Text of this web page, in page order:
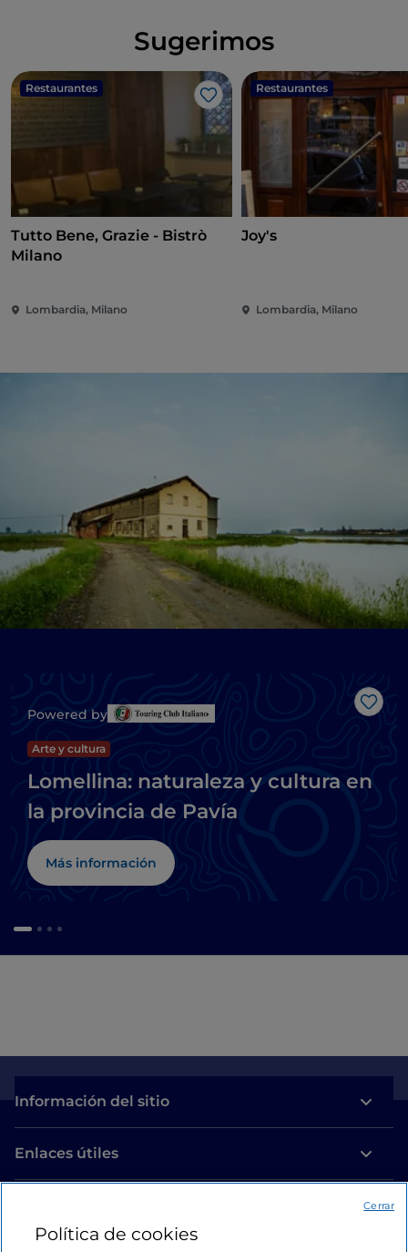
Sugerimos
Restaurantes
Me gusta
Tutto Bene, Grazie - Bistrò
Milano
Lombardia, Milano
Restaurantes
Joy's
Lombardia, Milano
Me
Powered by
Arte y cultura
Lomellina: naturaleza y cultura en
la provincia de Pavía
Más información
Información del sitio
Enlaces útiles
Estamos en contacto
Política de cookies
Cerrar